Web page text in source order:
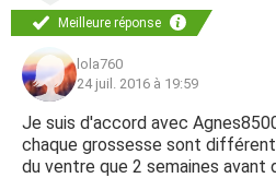
Meilleure réponse
lola760
24 juil. 2016 à 19:59
Je suis d'accord avec
chaque grossesse sont
du ventre que 2 semaines avant